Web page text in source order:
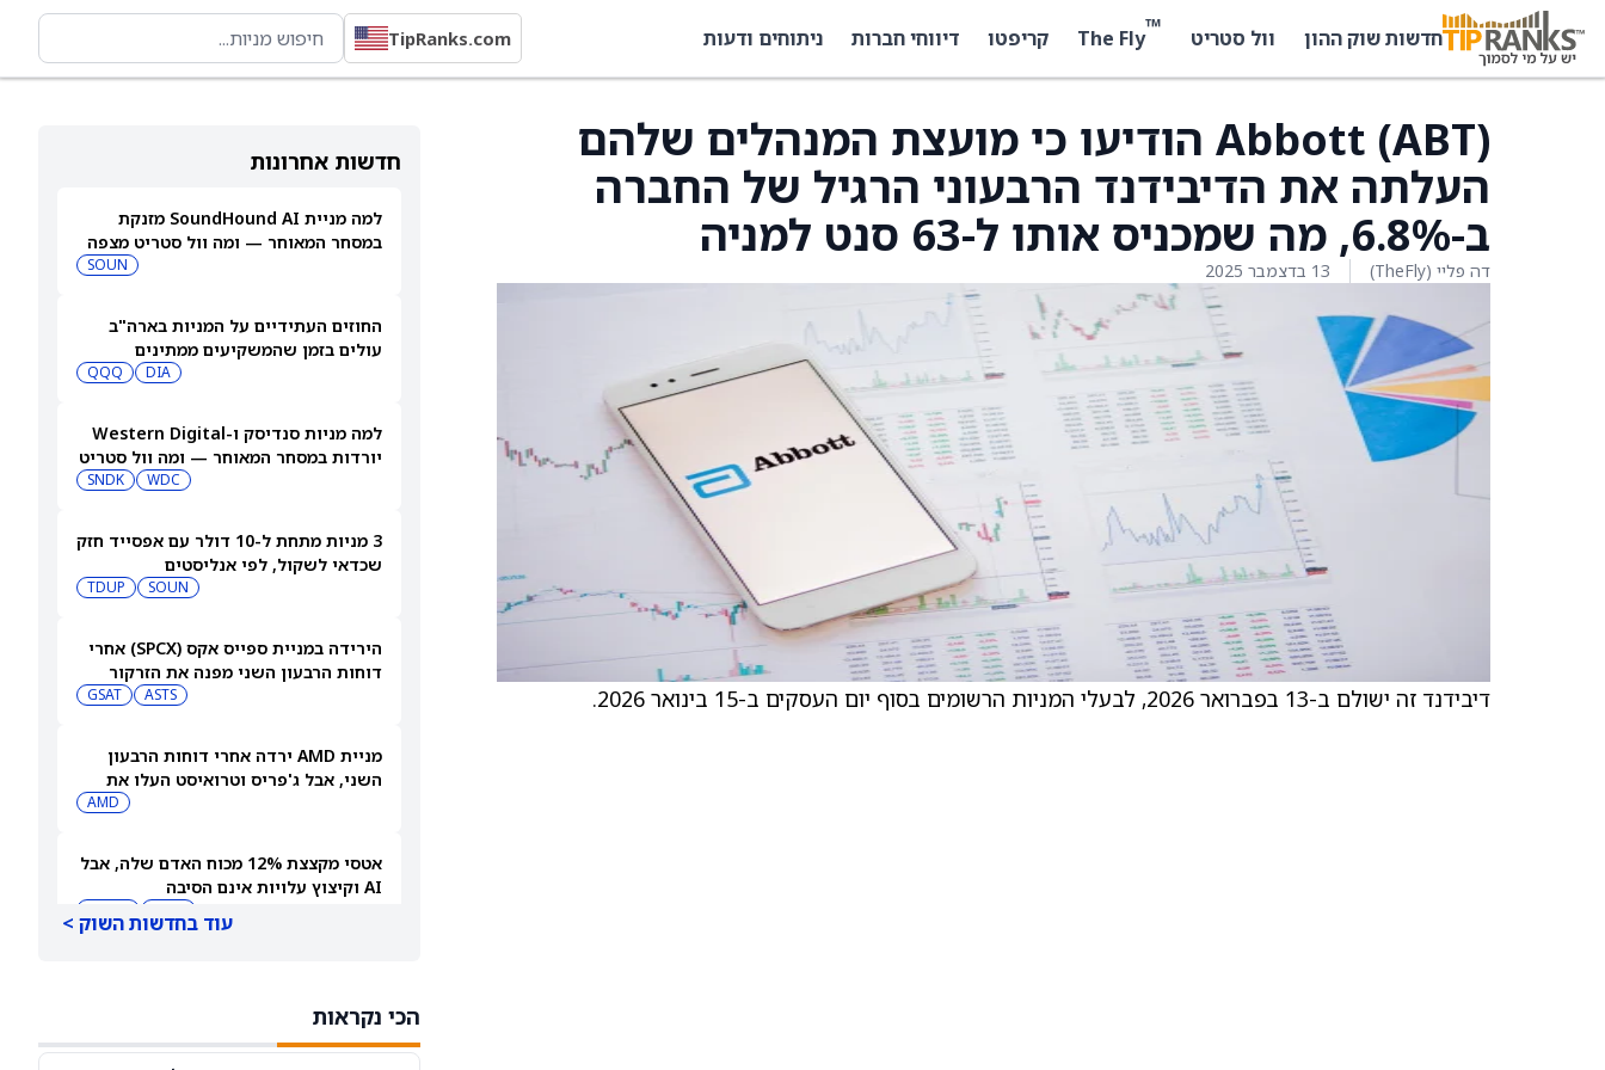
חדשות שוק ההון וול סטריט ™
The Fly קריפטו דיווחי חברות ניתוחים ודעות TipRanks.com
חדשות אחרונות
למה מניית SoundHound AI מזנקת
במסחר המאוחר — ומה וול סטריט מצפה
SOUN
החוזים העתידיים על המניות בארה"ב
עולים בזמן שהמשקיעים ממתינים
DIA
QQQ
למה מניות סנדיסק ו-Western Digital
יורדות במסחר המאוחר — ומה וול סטריט
WDC
SNDK
3 מניות מתחת ל-10 דולר עם אפסייד חזק
שכדאי לשקול, לפי אנליסטים
SOUN
TDUP
הירידה במניית ספייס אקס (SPCX) אחרי
דוחות הרבעון השני מפנה את הזרקור
לקרנות סל חלל עם חשיפה גבוהה
ASTS
GSAT
מניית AMD ירדה אחרי דוחות הרבעון
השני, אבל ג'פריס וטרואיסט העלו את
AMD
אטסי מקצצת 12% מכוח האדם שלה, אבל
AI וקיצוץ עלויות אינם הסיבה
מחיר היעד למניית אנבידיה (אנבידיה)
עוד בחדשות השוק >
הכי נקראות
Abbott (ABT) הודיעו כי מועצת המנהלים שלהם
העלתה את הדיבידנד הרבעוני הרגיל של החברה
ב-6.8%, מה שמכניס אותו ל-63 סנט למניה
דה פליי (TheFly) 13 בדצמבר 2025
דיבידנד זה ישולם ב-13 בפברואר 2026, לבעלי המניות הרשומים בסוף יום העסקים ב-15 בינואר 2026.